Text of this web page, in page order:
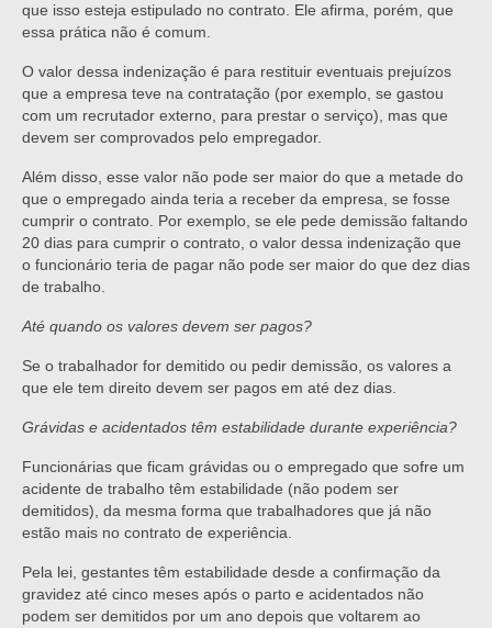
que isso esteja estipulado no contrato. Ele afirma, porém, que
essa prática não é comum.
O valor dessa indenização é para restituir eventuais prejuízos
que a empresa teve na contratação (por exemplo, se gastou
com um recrutador externo, para prestar o serviço), mas que
devem ser comprovados pelo empregador.
Além disso, esse valor não pode ser maior do que a metade do
que o empregado ainda teria a receber da empresa, se fosse
cumprir o contrato. Por exemplo, se ele pede demissão faltando
20 dias para cumprir o contrato, o valor dessa indenização que
o funcionário teria de pagar não pode ser maior do que dez dias
de trabalho.
Até quando os valores devem ser pagos?
Se o trabalhador for demitido ou pedir demissão, os valores a
que ele tem direito devem ser pagos em até dez dias.
Grávidas e acidentados têm estabilidade durante experiência?
Funcionárias que ficam grávidas ou o empregado que sofre um
acidente de trabalho têm estabilidade (não podem ser
demitidos), da mesma forma que trabalhadores que já não
estão mais no contrato de experiência.
Pela lei, gestantes têm estabilidade desde a confirmação da
gravidez até cinco meses após o parto e acidentados não
podem ser demitidos por um ano depois que voltarem ao